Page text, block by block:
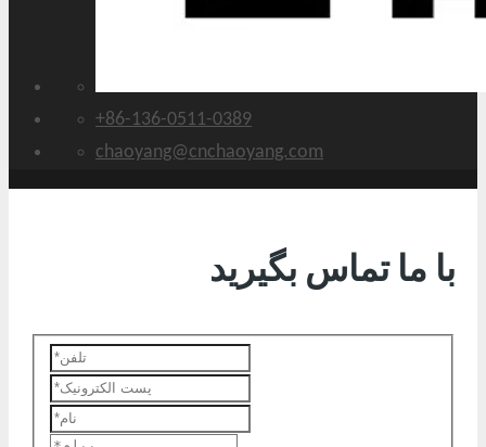
+86-136-0511-0389
chaoyang@cnchaoyang.com
با ما تماس بگیرید